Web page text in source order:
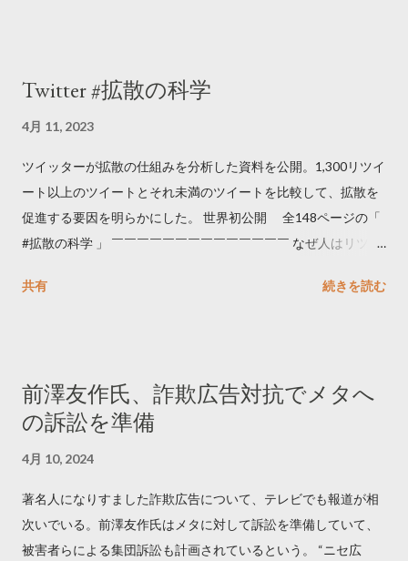
Twitter #拡散の科学
4月 11, 2023
ツイッターが拡散の仕組みを分析した資料を公開。1,300リツイ
ート以上のツイートとそれ未満のツイートを比較して、拡散を
促進する要因を明らかにした。 世界初公開 全148ページの「
#拡散の科学 」 ￣￣￣￣￣￣￣￣￣￣￣￣￣￣ なぜ人はリツイ
学しました。 ー バズの目安は1300リツイート ー 人は16の熱量
トするのか？ https://marketing.twitter.com/ja/insights/kakusan
共有 続きを読む
前澤友作氏、詐欺広告対抗でメタへ
の訴訟を準備
4月 10, 2024
著名人になりすました詐欺広告について、テレビでも報道が相
次いでいる。前澤友作氏はメタに対して訴訟を準備していて、
被害者らによる集団訴訟も計画されているという。 “ニセ広